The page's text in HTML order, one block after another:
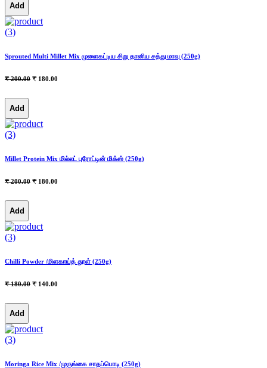
Add
(3)
Sprouted Multi Millet Mix முளைகட்டிய சிறு தானிய சத்து மாவு (250g)
₹ 200.00 ₹ 180.00
Add
(3)
Millet Protein Mix மில்லட் புரோட்டின் மிக்ஸ் (250g)
₹ 200.00 ₹ 180.00
Add
(3)
Chilli Powder /மிளகாய்த் தூள் (250g)
₹ 180.00 ₹ 140.00
Add
(3)
Moringa Rice Mix /முருங்கை சாதப்பொடி (250g)